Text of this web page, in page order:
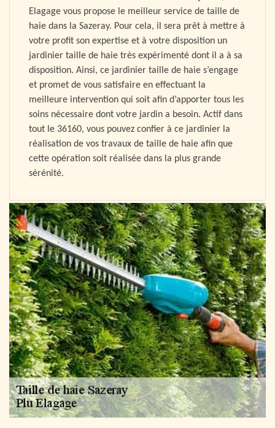
Elagage vous propose le meilleur service de taille de
haie dans la Sazeray. Pour cela, il sera prêt à mettre à
votre profit son expertise et à votre disposition un
jardinier taille de haie très expérimenté dont il a à sa
disposition. Ainsi, ce jardinier taille de haie s’engage
et promet de vous satisfaire en effectuant la
meilleure intervention qui soit afin d’apporter tous les
soins nécessaire dont votre jardin a besoin. Actif dans
tout le 36160, vous pouvez confier à ce jardinier la
réalisation de vos travaux de taille de haie afin que
cette opération soit réalisée dans la plus grande
sérénité.